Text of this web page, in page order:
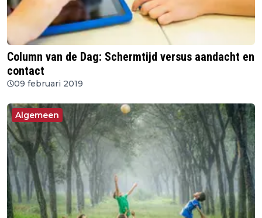
Column van de Dag: Schermtijd versus aandacht en
contact
09 februari 2019
Algemeen